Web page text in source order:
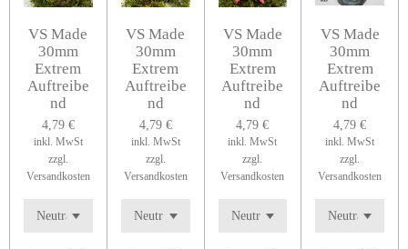
VS Made
30mm
Extrem
Auftreibe
nd
4,79 €
inkl. MwSt
zzgl.
Versandkosten
VS Made
30mm
Extrem
Auftreibe
nd
4,79 €
inkl. MwSt
zzgl.
Versandkosten
VS Made
30mm
Extrem
Auftreibe
nd
4,79 €
inkl. MwSt
zzgl.
Versandkosten
VS Made
30mm
Extrem
Auftreibe
nd
4,79 €
inkl. MwSt
zzgl.
Versandkosten